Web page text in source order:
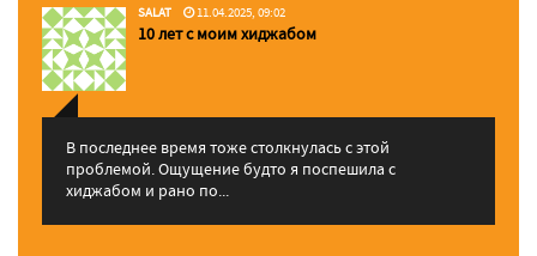
SALAT 11.04.2025, 09:02
10 лет с моим хиджабом
В последнее время тоже столкнулась с этой
проблемой. Ощущение будто я поспешила с
хиджабом и рано по...